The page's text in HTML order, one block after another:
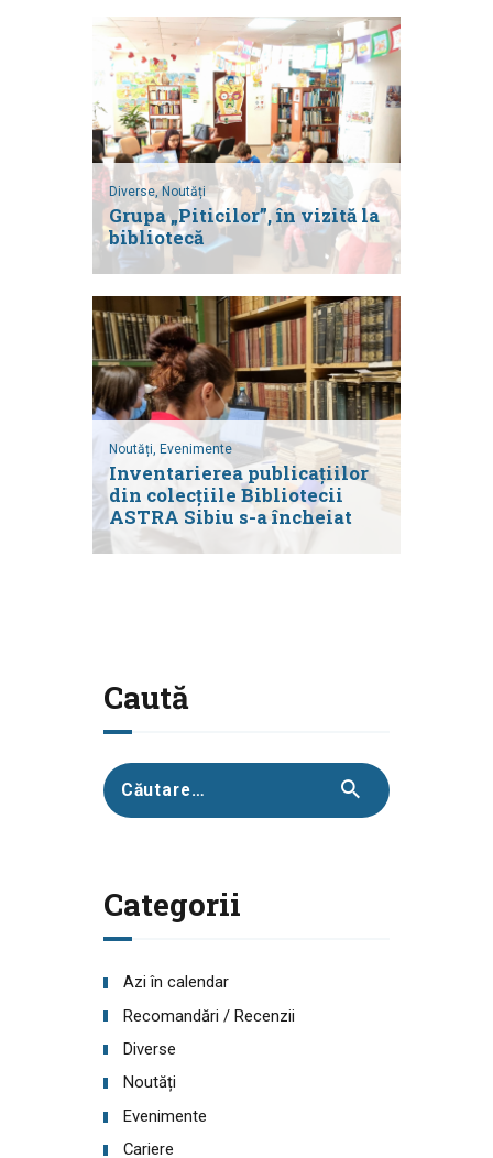
Diverse,Noutăți
Grupa „Piticilor”, în vizită la
bibliotecă
Noutăți, Evenimente
Inventarierea publicațiilor
din colecțiile Bibliotecii
ASTRA Sibiu s-a încheiat
Caută
Caută
după:
Categorii
Azi în calendar
Recomandări / Recenzii
Diverse
Noutăți
Evenimente
Cariere